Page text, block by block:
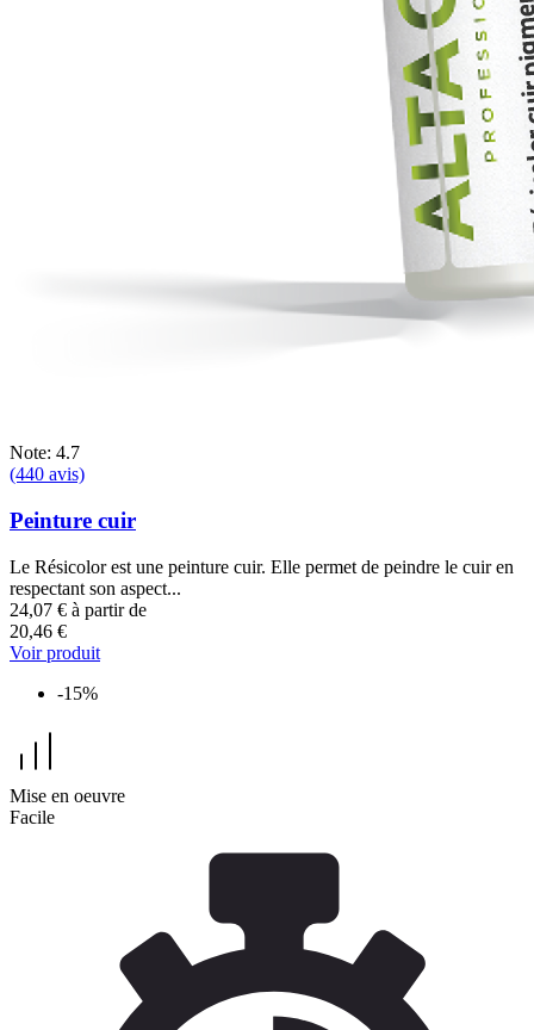
Note: 4.7
(440 avis)
Peinture cuir
Le Résicolor est une peinture cuir. Elle permet de peindre le cuir en
respectant son aspect...
24,07 € à partir de
20,46 €
Voir produit
-15%
Mise en oeuvre
Facile